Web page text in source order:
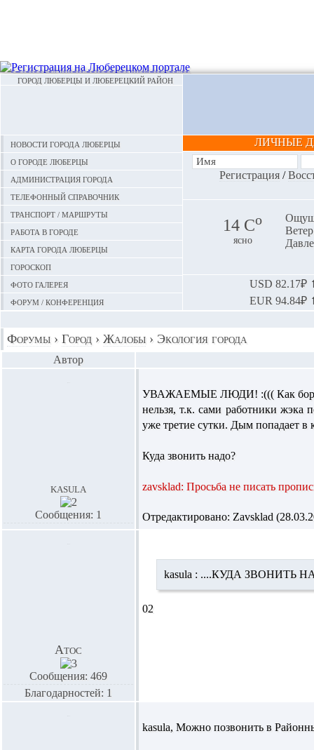
ГОРОД ЛЮБЕРЦЫ И ЛЮБЕРЕЦКИЙ РАЙОН
Новости города Люберцы
О городе Люберцы
Администрация города
Телефонный справочник
Транспорт / маршруты
Работа в городе
Карта города Люберцы
Гороскоп
Фото галерея
Форум / конференция
ЛИЧНЫЕ
Регистрация/
14 Сo
ясно
USD 82.17₽
EUR 94.84₽
Форумы › Город › Жалобы › Экология города
Автор
kasula
Сообщения: 1
УВАЖАЕМЫЕ ЛЮДИ! :((( Как
нельзя, т.к.сами работники жэка
уже третие сутки. Дым попадает в
Куда звонить надо?
zavsklad: Просьба не писать
Отредактировано: Zavsklad
Атос
Сообщения: 469
Благодарностей: 1
kasula : ....КУДА ЗВОНИТЬ
02
kasula, Можно позвонить в